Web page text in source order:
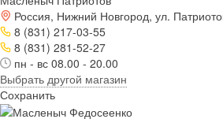
Россия, Нижний Новгород, ул.
8 (831) 217-03-55
8 (831) 281-52-27
пн - вс 08.00 - 20.00
Выбрать другой магазин
Сохранить